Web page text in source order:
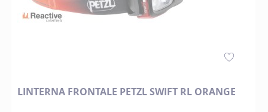
LINTERNA FRONTALE PETZL SWIFT RL ORANGE